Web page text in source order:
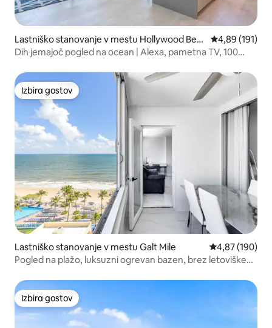
Lastniško stanovanje v mestu Hollywood Bea
ch
Povprečna
4,89 (191)
Dih jemajoč pogled na ocean | Alexa, pametna TV, 100
Izbira gostov
Izbira gostov
Lastniško stanovanje v mestu Galt Mile Povprečna
4,87 (190)
Pogled na plažo, luksuzni ogrevan bazen, brez letoviške
Izbira gostov
Izbira gostov